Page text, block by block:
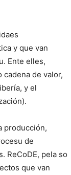
y que van
Ente elles,
de valor,
y el
producción,
de
ReCoDE, pela so
que van